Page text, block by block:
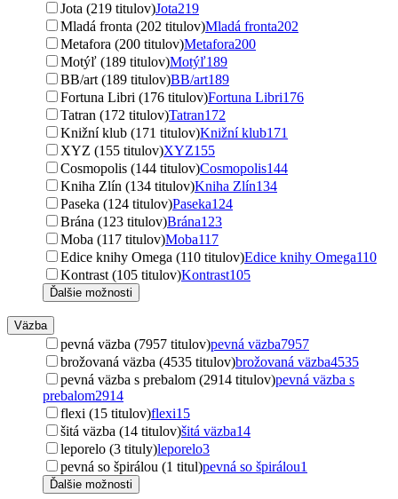
Jota (219 titulov)Jota219
Mladá fronta (202 titulov)Mladá fronta202
Metafora (200 titulov)Metafora200
Motýľ (189 titulov)Motýľ189
BB/art (189 titulov)BB/art189
Fortuna Libri (176 titulov)Fortuna Libri176
Tatran (172 titulov)Tatran172
Knižní klub (171 titulov)Knižní klub171
XYZ (155 titulov)XYZ155
Cosmopolis (144 titulov)Cosmopolis144
Kniha Zlín (134 titulov)Kniha Zlín134
Paseka (124 titulov)Paseka124
Brána (123 titulov)Brána123
Moba (117 titulov)Moba117
Edice knihy Omega (110 titulov)Edice knihy Omega110
Kontrast (105 titulov)Kontrast105
Ďalšie možnosti
Väzba
pevná väzba (7957 titulov)pevná väzba7957
brožovaná väzba (4535 titulov)brožovaná väzba4535
pevná väzba s prebalom (2914 titulov)pevná väzba s
prebalom2914
flexi (15 titulov)flexi15
šitá väzba (14 titulov)šitá väzba14
leporelo (3 tituly)leporelo3
pevná so špirálou (1 titul)pevná so špirálou1
Ďalšie možnosti